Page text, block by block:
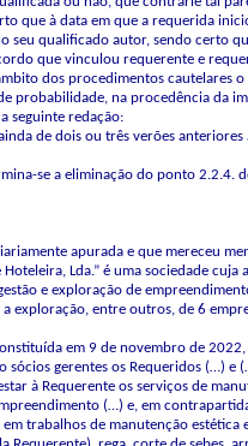
que à data em que a requerida
seu qualificado autor, sendo certo
que vinculou requerente e
dos procedimentos cautelares
probabilidade, na procedência da
seguinte redação:
de dois ou três verões
se a eliminação do ponto 2.2.4.
apurada e que mereceu
Hoteleira, Lda.” é uma sociedade
e exploração de
a exploração, entre outros, de 6
em 9 de novembro de
sócios gerentes os Requeridos (…) e
à Requerente os serviços de
(…) e, em
trabalhos de manutenção